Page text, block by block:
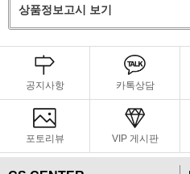
상품정보고시 보기
공지사항 카톡상담
포토리뷰 VIP 게시판